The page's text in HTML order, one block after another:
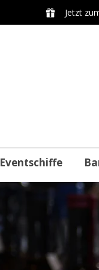
Jetzt
Eventschiffe